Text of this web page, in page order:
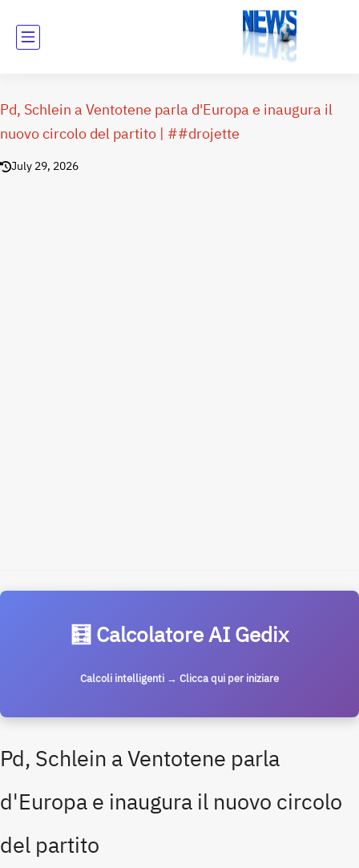
Pd, Schlein a Ventotene parla d'Europa e inaugura il
nuovo circolo del partito | ##drojette
July 29, 2026
🧮 Calcolatore AI Gedix
Calcoli intelligenti → Clicca qui per iniziare
Pd, Schlein a Ventotene parla
d'Europa e inaugura il nuovo circolo
del partito